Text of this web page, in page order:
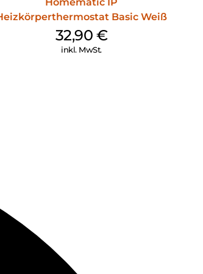
Kamera unerwünschte Besucher in
weitgehend verhindert
um einen bestimmten Bereich zu
In diesem Fall wird die Kamera nur in
Basic Weiß
32,90 €
inkl. MwSt.